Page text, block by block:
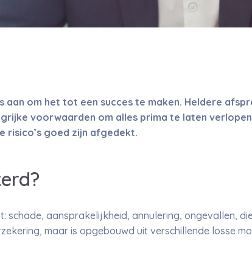
om het tot een succes te maken. Heldere
voorwaarden om alles prima te laten
risico’s goed zijn afgedekt.
schade, aansprakelijkheid, annulering, ongevallen,
maar is opgebouwd uit verschillende losse